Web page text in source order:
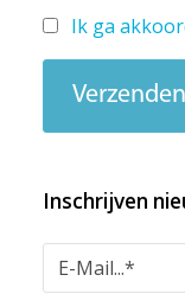
Ik ga
Verzenden
Inschrijven